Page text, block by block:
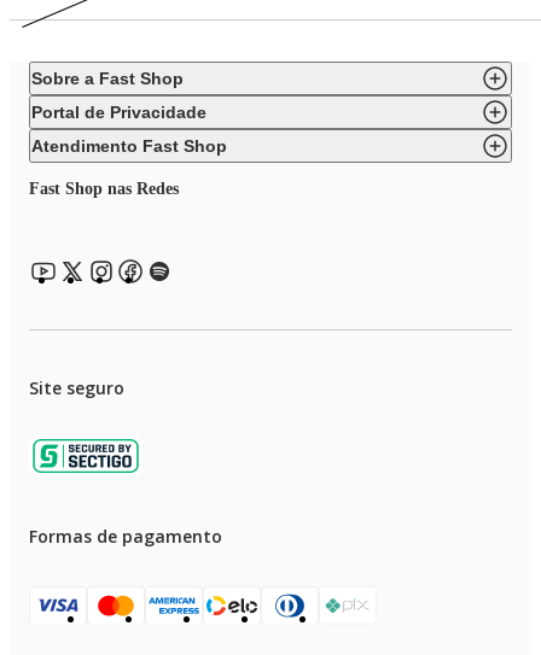
Sobre a Fast Shop
Portal de Privacidade
Atendimento Fast Shop
Fast Shop nas Redes
Site seguro
Formas de pagamento